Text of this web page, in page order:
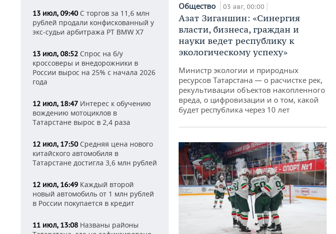
13 июл, 09:40С торгов за 11,6 млн
рублей продали конфискованный у
экс-судьи арбитража РТ BMW X7
13 июл, 08:52 Спрос на б/у
кроссоверы и внедорожники в
России вырос на 25% с начала 2026
года
12 июл, 18:47 Интерес к обучению
вождению мотоциклов в
Татарстане вырос в 2,4 раза
12 июл, 17:50Средняя цена нового
китайского автомобиля в
Татарстане достигла 3,6 млн рублей
12 июл, 16:49 Каждый второй
новый автомобиль от 1 млн рублей
в России покупается в кредит
11 июл, 13:08 Названы районы
Общество 03 авг, 00:00
Азат Зиганшин: «Синергия
власти, бизнеса, граждан и
науки ведет республику к
экологическому успеху»
Министр экологии и природных
ресурсов Татарстана — о расчистке рек,
рекультивации объектов накопленного
вреда, о цифровизации и о том, какой
будет республика через 10 лет